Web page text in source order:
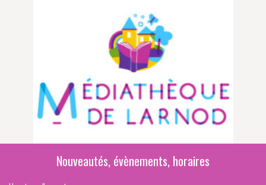
Nouveautés, évènements, horaires